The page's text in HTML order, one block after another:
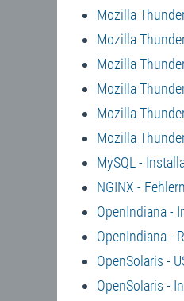
Mozilla
Mozilla
Mozilla
Mozilla
Mozilla
Mozilla
MySQL -
NGINX -
OpenIndiana -
OpenIndiana -
OpenSolaris -
OpenSolaris -